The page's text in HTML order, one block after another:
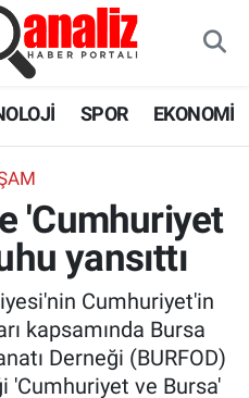
SPOR EKONOMİ
'Cumhuriyet
yansıttı
Cumhuriyet'in
kapsamında Bursa
Derneği (BURFOD)
'Cumhuriyet ve Bursa'
ve Fikstür